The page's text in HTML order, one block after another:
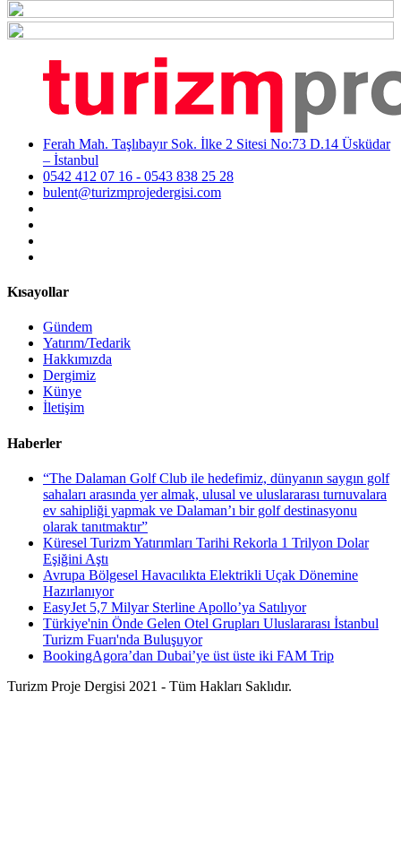
Ferah Mah. Taşlıbayır Sok. İlke 2 Sitesi No:73 D.14 Üsküdar
– İstanbul
0542 412 07 16 - 0543 838 25 28
bulent@turizmprojedergisi.com
Kısayollar
Gündem
Yatırım/Tedarik
Hakkımızda
Dergimiz
Künye
İletişim
Haberler
“The Dalaman Golf Club ile hedefimiz, dünyanın saygın golf
sahaları arasında yer almak, ulusal ve uluslararası turnuvalara
ev sahipliği yapmak ve Dalaman’ı bir golf destinasyonu
olarak tanıtmaktır”
Küresel Turizm Yatırımları Tarihi Rekorla 1 Trilyon Dolar
Eşiğini Aştı
Avrupa Bölgesel Havacılıkta Elektrikli Uçak Dönemine
Hazırlanıyor
EasyJet 5,7 Milyar Sterline Apollo’ya Satılıyor
Türkiye'nin Önde Gelen Otel Grupları Uluslararası İstanbul
Turizm Fuarı'nda Buluşuyor
BookingAgora’dan Dubai’ye üst üste iki FAM Trip
Turizm Proje Dergisi 2021 - Tüm Hakları Saklıdır.